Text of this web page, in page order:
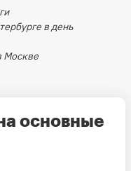
в день
Москве
основные